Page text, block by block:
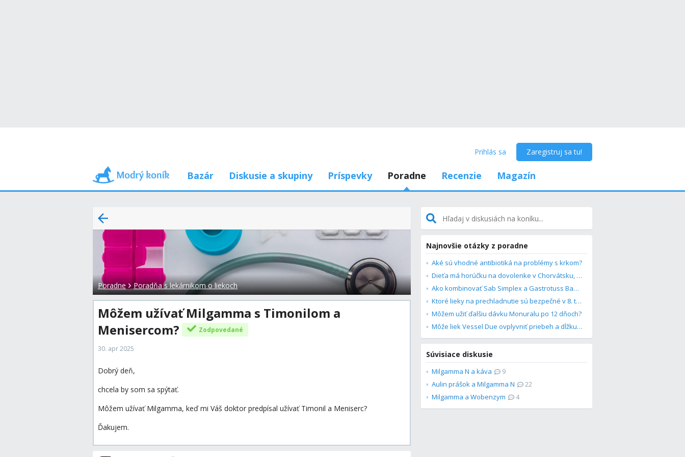
Prihlás sa Zaregistruj sa tu!
Bazár Diskusie a skupiny Príspevky Poradne Recenzie Magazín
Poradne Poradňa s lekárnikom o liekoch
Môžem užívať Milgamma s Timonilom a
Menisercom?
Zodpovedané
30. apr 2025
Dobrý deň,
chcela by som sa spýtať.
Môžem užívať Milgamma, keď mi Váš doktor predpísal užívať Timonil a Meniserc?
Ďakujem.
Najnovšie otázky z poradne
Aké sú vhodné antibiotiká na problémy s krkom?
Dieťa má horúčku na dovolenke v Chorvátsku, čo robiť?
Ako kombinovať Sab Simplex a Gastrotuss Baby pri tichom refluxe u bábätka?
Ktoré lieky na prechladnutie sú bezpečné v 8. týždni tehotenstva?
Môžem užiť ďalšiu dávku Monuralu po 12 dňoch?
Môže liek Vessel Due ovplyvniť priebeh a dĺžku menštruácie?
Súvisiace diskusie
Milgamma N a káva 9
Aulin prášok a Milgamma N 22
Milgamma a Wobenzym 4